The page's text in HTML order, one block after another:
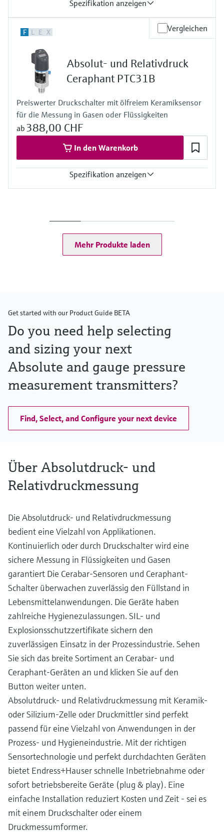
Spezifikation anzeigen
Standard:
Platinum:
bis 0,055 %
Prozesstemperatur
Standard:
-40°C…+125°C
Druckmittler:
-70°C...+400°C
Werkstoff Prozessmembran
316L, AlloyC, Gold
F L E X Vergleichen
Absolut- und Relativdruck
Ceraphant PTC31B
Preiswerter Druckschalter mit ölfreiem Keramiksensor
für die Messung in Gasen oder Flüssigkeiten
ab 388,00 CHF
In den Warenkorb
Spezifikation anzeigen
Mehr Produkte laden
Get started with our Product Guide BETA
Do you need help selecting
and sizing your next
Absolute and gauge pressure
measurement transmitters?
Find, Select, and Configure your next device
Über Absolutdruck- und
Relativdruckmessung
Die Absolutdruck- und Relativdruckmessung
bedient eine Vielzahl von Applikationen.
Kontinuierlich oder durch Druckschalter wird eine
sichere Messung in Flüssigkeiten und Gasen
garantiert Die Cerabar-Sensoren und Ceraphant-
Schalter überwachen zuverlässig den Füllstand in
Lebensmittelanwendungen. Die Geräte haben
zahlreiche Hygienezulassungen. SIL- und
Explosionsschutzzertifikate sichern den
zuverlässigen Einsatz in der Prozessindustrie. Sehen
Sie sich das breite Sortiment an Cerabar- und
Ceraphant-Geräten an und klicken Sie auf den
Button weiter unten.
Absolutdruck- und Relativdruckmessung mit Keramik-
oder Silizium-Zelle oder Druckmittler sind perfekt
passend für eine Vielzahl von Anwendungen in der
Prozess- und Hygieneindustrie. Mit der richtigen
Sensortechnologie und perfekt durchdachten Geräten
bietet Endress+Hauser schnelle Inbetriebnahme oder
sofort betriebsbereite Geräte (plug & play). Eine
einfache Installation reduziert Kosten und Zeit - sei es
mit einem Druckschalter oder einem
Druckmessumformer.